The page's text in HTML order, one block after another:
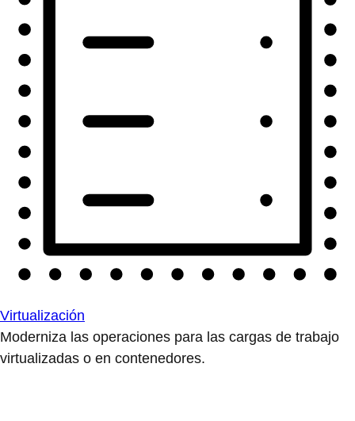
Virtualización
Moderniza las operaciones para las cargas de trabajo
virtualizadas o en contenedores.